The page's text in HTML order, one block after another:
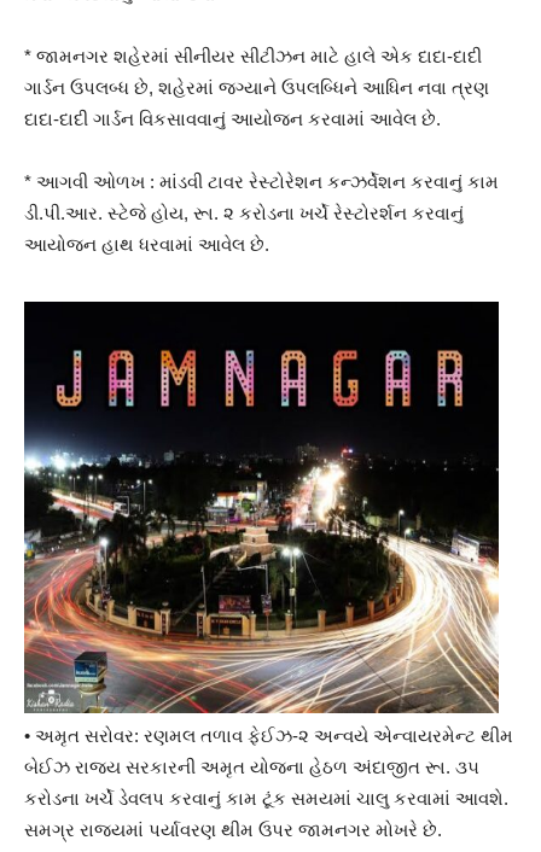
* જામનગર શહેરમાં સીનીયર સીટીઝન માટે હાલે એક દાદા-દાદી
ગાર્ડન ઉપલબ્ધ છે, શહેરમાં જગ્યાને ઉપલબ્ધિને આધિન નવા ત્રણ
દાદા-દાદી ગાર્ડન વિકસાવવાનું આયોજન કરવામાં આવેલ છે.
* આગવી ઓળખ : માંડવી ટાવર રેસ્ટોરેશન કન્ઝર્વેશન કરવાનું કામ
ડી.પી.આર. સ્ટેજે હોય, રૂા. ૨ કરોડના ખર્ચે રેસ્ટોરર્શન કરવાનું
આયોજન હાથ ધરવામાં આવેલ છે.
• અમૃત સરોવર: રણમલ તળાવ ફેઈઝ-૨ અન્વયે એન્વાયરમેન્ટ થીમ
બેઈઝ રાજ્ય સરકારની અમૃત યોજના હેઠળ અંદાજીત રૂા. ૩૫
કરોડના ખર્ચે ડેવલપ કરવાનું કામ ટૂંક સમયમાં ચાલુ કરવામાં આવશે.
સમગ્ર રાજયમાં પર્યાવરણ થીમ ઉપર જામનગર મોખરે છે.